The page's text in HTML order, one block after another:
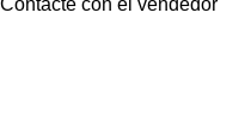
Contacte con el vendedor